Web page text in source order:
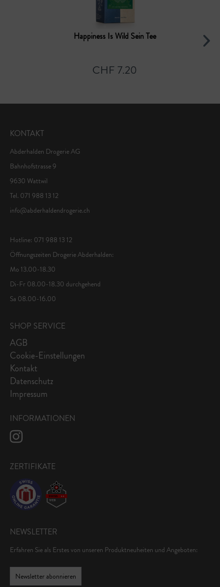
Happiness Is Wild Sein Tee
CHF 7.20
KONTAKT
Abderhalden Drogerie AG
Bahnhofstrasse 9
9630 Wattwil
Tel. 071 988 13 12
info@abderhaldendrogerie.ch
Hotline: 071 988 13 12
Öffnungszeiten Drogerie Abderhalden:
Mo 13.00-18.30
Di-Fr 08.00-18.30 durchgehend
Sa 08.00-16.00
SHOP SERVICE
AGB
Cookie-Einstellungen
Kontakt
Datenschutz
Impressum
INFORMATIONEN
ZERTIFIKATE
NEWSLETTER
Erfahren Sie als Erstes von unseren Produktneuheiten und Angeboten:
Newsletter abonnieren